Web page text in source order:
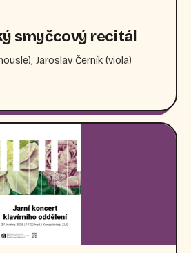
smyčcový recitál
Jaroslav Černík (viola)